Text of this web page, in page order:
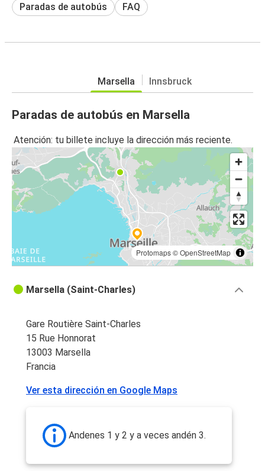
Paradas de autobús FAQ
Marsella Innsbruck
Paradas de autobús en Marsella
Atención: tu billete incluye la dirección más reciente.
Protomaps©OpenStreetMap
Marsella (Saint-Charles)
Gare Routière Saint-Charles
15 Rue Honnorat
13003 Marsella
Francia
Ver esta dirección en Google Maps
Andenes 1 y 2 y a veces andén 3.